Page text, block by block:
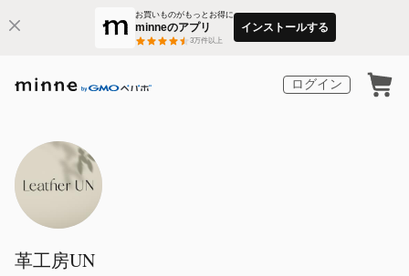
お買いものがもっとお得に
minneのアプリ
3万件以上
インストールする
ログイン
革工房UN